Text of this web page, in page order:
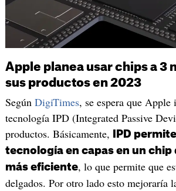
Apple planea usar chips a 3
sus productos en 2023
Según DigiTimes, se espera que Apple
tecnología IPD (Integrated Passive
productos. Básicamente,
IPD
tecnología en capas en un chip
más eficiente, lo que permite que
delgados. Por otro lado esto mejoraría